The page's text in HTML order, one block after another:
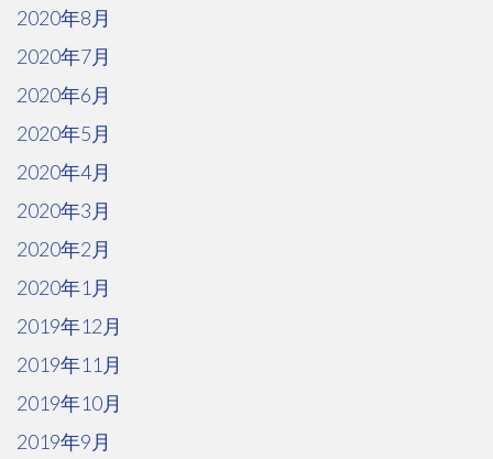
2020年8月
2020年7月
2020年6月
2020年5月
2020年4月
2020年3月
2020年2月
2020年1月
2019年12月
2019年11月
2019年10月
2019年9月